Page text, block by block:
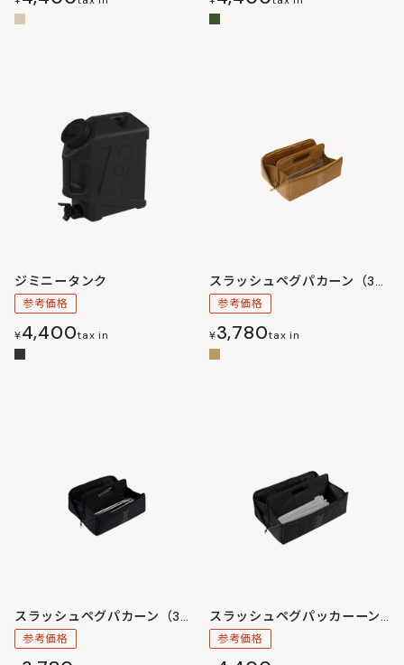
ジミニータンク
参考価格
¥4,400tax in
スラッシュペグパカーン（30）
参考価格
¥3,780tax in
スラッシュペグパカーン（30）
参考価格
スラッシュペグパッカーーン（40）
参考価格